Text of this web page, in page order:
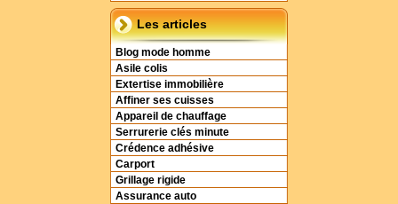
Les articles
Blog mode homme
Asile colis
Extertise immobilière
Affiner ses cuisses
Appareil de chauffage
Serrurerie clés minute
Crédence adhésive
Carport
Grillage rigide
Assurance auto